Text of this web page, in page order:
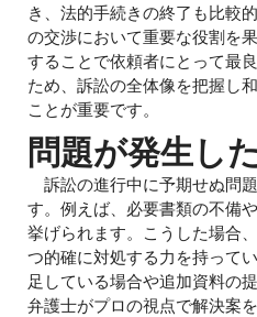
き、法的手続きの終了も比較
の交渉において重要な役割を
することで依頼者にとって最
ため、訴訟の全体像を把握し
ことが重要です。
問題が発生し
訴訟の進行中に予期せぬ問
す。例えば、必要書類の不備
挙げられます。こうした場合
つ的確に対処する力を持って
足している場合や追加資料の
弁護士がプロの視点で解決案